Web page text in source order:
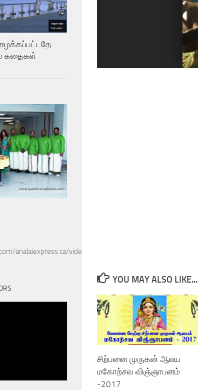
YOU MAY ALSO LIKE...
சிற்பனை முருகன் ஆலய
மகோற்சவ விஞ்ஞாபனம்
-2017
கதைகள்
analaiexpress.ca/videos/602289010528954/